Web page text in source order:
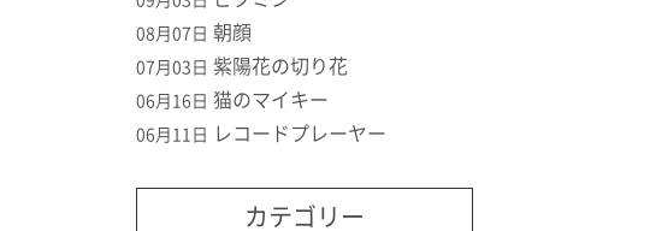
08月07日 朝顔
07月03日 紫陽花の切り花
06月16日 猫のマイキー
06月11日 レコードプレーヤー
カテゴリー